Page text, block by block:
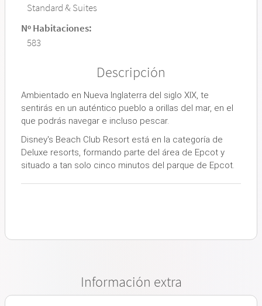
Standard & Suites
Nº Habitaciones:
583
Descripción
Ambientado en Nueva Inglaterra del siglo XIX, te
sentirás en un auténtico pueblo a orillas del mar, en el
que podrás navegar e incluso pescar.
Disney's Beach Club Resort está en la categoría de
Deluxe resorts, formando parte del área de Epcot y
situado a tan solo cinco minutos del parque de Epcot.
Información extra